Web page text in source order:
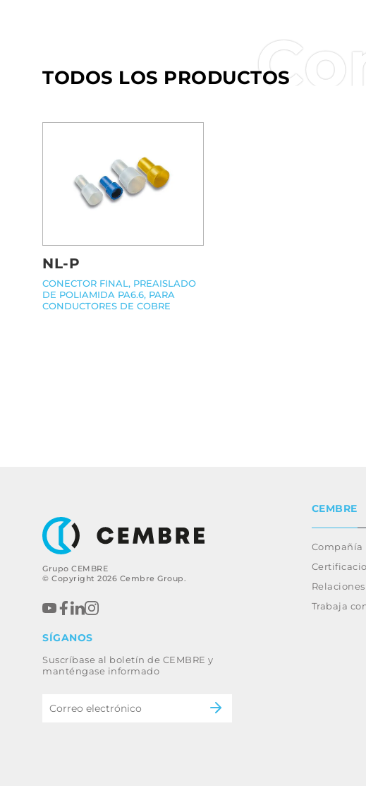
TODOS LOS PRODUCTOS
NL-P
CONECTOR FINAL, PREAISLADO
DE POLIAMIDA PA6.6, PARA
CONDUCTORES DE COBRE
Grupo CEMBRE
© Copyright 2026 Cembre Group.
CEMBRE
Compañía
Trabaja
SÍGANOS
Suscríbase al boletín de CEMBRE y
manténgase informado